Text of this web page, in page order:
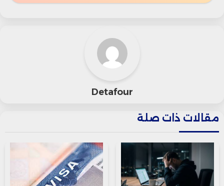
الليل بقليل في العاصمة موسكو، بعد أن
أعلن ترامب أن التوصل إلى اتفاق بشأن الصراع
احتمالًا ملموسًا لبدء محادثات تسوية بين
الجانبين.
Detafour
مقالات ذات صلة